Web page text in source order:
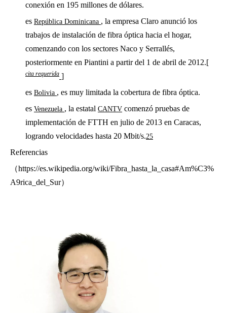
conexión en 195 millones de dólares.
es República Dominicana , la empresa Claro anunció los
trabajos de instalación de fibra óptica hacia el hogar,
comenzando con los sectores Naco y Serrallés,
posteriormente en Piantini a partir del 1 de abril de 2012.[
cita requerida ]
es Bolivia , es muy limitada la cobertura de fibra óptica.
es Venezuela , la estatal CANTV comenzó pruebas de
implementación de FTTH en julio de 2013 en Caracas,
logrando velocidades hasta 20 Mbit/s.25
Referencias
（https://es.wikipedia.org/wiki/Fibra_hasta_la_casa#Am%C3%
A9rica_del_Sur）